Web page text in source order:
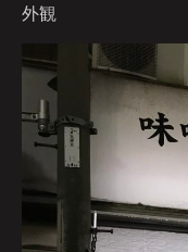
外観